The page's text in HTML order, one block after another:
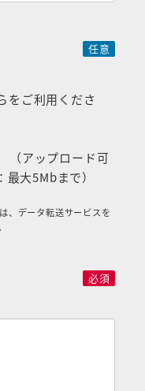
任意
をご利用くださ
（アップロード可
大5Mbまで）
、データ転送サービスを
必須